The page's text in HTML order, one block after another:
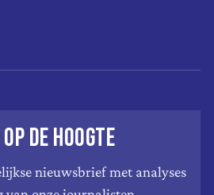
DE HOOGTE
nieuwsbrief met analyses